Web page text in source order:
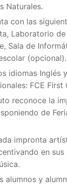
Naturales.
con las
Laboratorio
Sala de
(opcional).
idiomas Inglés
FCE
reconoce la
de
impronta
en
alumnos y